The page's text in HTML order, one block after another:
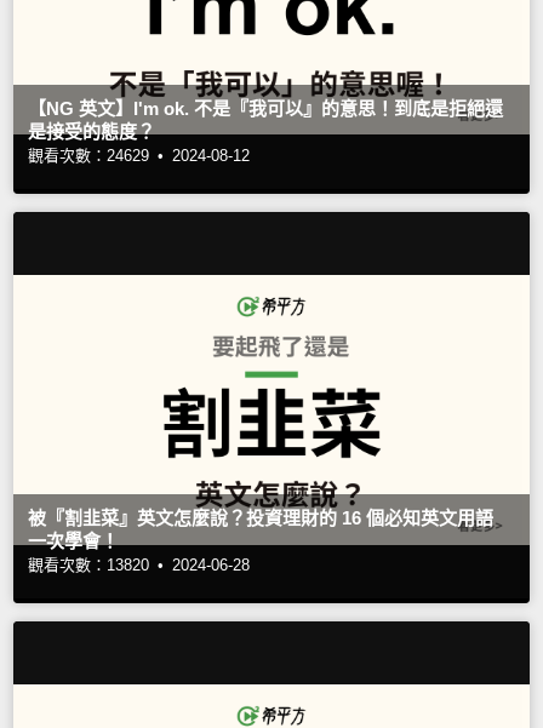
【NG 英文】I'm ok. 不是『我可以』的意思！到底是拒絕還
是接受的態度？
觀看次數：24629 • 2024-08-12
被『割韭菜』英文怎麼說？投資理財的 16 個必知英文用語
一次學會！
觀看次數：13820 • 2024-06-28